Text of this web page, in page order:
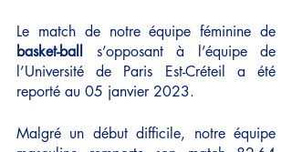
basket-ball
s’opposant à l’équipe de
l’Université de Paris Est-Créteil a été
reporté au 05 janvier 2023.
Malgré un début difficile, notre équipe